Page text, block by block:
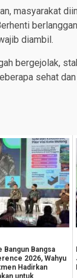
masyarakat
diambil.
bergejolak,
sehat
Bangun Bangsa
2026, Wahyu
Hadirkan
untuk